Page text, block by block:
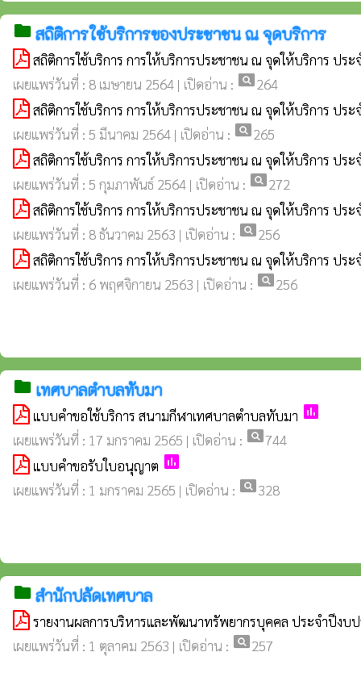
folder สถิติการใช้บริการของประชาชน ณ จุดบริการ
สถิติการใช้บริการ การให้บริการประชาชน ณ จุดให้บริการ ปร
เผยแพร่วันที่ : 8 เมษายน 2564 | เปิดอ่าน : pageview264
สถิติการใช้บริการ การให้บริการประชาชน ณ จุดให้บริการ ปร
เผยแพร่วันที่ : 5 มีนาคม 2564 | เปิดอ่าน : pageview265
สถิติการใช้บริการ การให้บริการประชาชน ณ จุดให้บริการ ปร
เผยแพร่วันที่ : 5 กุมภาพันธ์ 2564 | เปิดอ่าน : pageview272
สถิติการใช้บริการ การให้บริการประชาชน ณ จุดให้บริการ ปร
เผยแพร่วันที่ : 8 ธันวาคม 2563 | เปิดอ่าน : pageview256
สถิติการใช้บริการ การให้บริการประชาชน ณ จุดให้บริการ ปร
เผยแพร่วันที่ : 6 พฤศจิกายน 2563 | เปิดอ่าน : pageview256
folder เทศบาลตำบลทับมา
แบบคำขอใช้บริการ สนามกีฬาเทศบาลตำบลทับมา poll
เผยแพร่วันที่ : 17 มกราคม 2565 | เปิดอ่าน : pageview744
แบบคำขอรับใบอนุญาต poll
เผยแพร่วันที่ : 1 มกราคม 2565 | เปิดอ่าน : pageview328
folder สำนักปลัดเทศบาล
รายงานผลการบริหารและพัฒนาทรัพยากรบุคคล ประจำปีงบ
เผยแพร่วันที่ : 1 ตุลาคม 2563 | เปิดอ่าน : pageview257